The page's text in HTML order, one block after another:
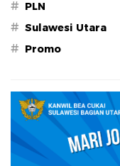
# PLN
# Sulawesi Utara
# Promo